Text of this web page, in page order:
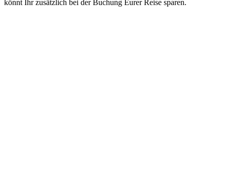
könnt Ihr zusätzlich bei der Buchung Eurer Reise sparen.